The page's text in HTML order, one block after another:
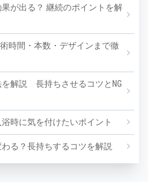
が出る？ 継続のポイントを解
時間・本数・デザインまで徹
解説 長持ちさせるコツとNG
時に気を付けたいポイント
る？長持ちするコツを解説